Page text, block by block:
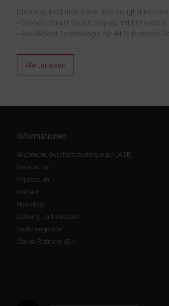
Die neue Evolution-Serie überzeugt durch
• Großes Smart-Touch Display mit hilfreichen
• AquaBoost Technologie für 44 % bessere
Weiterlesen
Informationen:
Allgemeine Geschäftsbedingungen (AGB)
Datenschutz
Impressum
Kontakt
Newsletter
Zahlung und Versand
Stellenangebote
Cookie-Richtlinie (EU)